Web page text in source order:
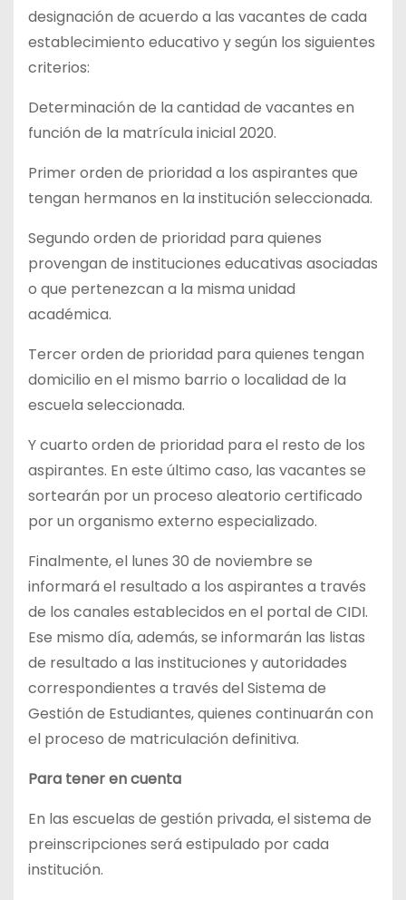
designación de acuerdo a las vacantes de cada
establecimiento educativo y según los siguientes
criterios:
Determinación de la cantidad de vacantes en
función de la matrícula inicial 2020.
Primer orden de prioridad a los aspirantes que
tengan hermanos en la institución seleccionada.
Segundo orden de prioridad para quienes
provengan de instituciones educativas asociadas
o que pertenezcan a la misma unidad
académica.
Tercer orden de prioridad para quienes tengan
domicilio en el mismo barrio o localidad de la
escuela seleccionada.
Y cuarto orden de prioridad para el resto de los
aspirantes. En este último caso, las vacantes se
sortearán por un proceso aleatorio certificado
por un organismo externo especializado.
Finalmente, el lunes 30 de noviembre se
informará el resultado a los aspirantes a través
de los canales establecidos en el portal de CIDI.
Ese mismo día, además, se informarán las listas
de resultado a las instituciones y autoridades
correspondientes a través del Sistema de
Gestión de Estudiantes, quienes continuarán con
el proceso de matriculación definitiva.
Para tener en cuenta
En las escuelas de gestión privada, el sistema de
preinscripciones será estipulado por cada
institución.